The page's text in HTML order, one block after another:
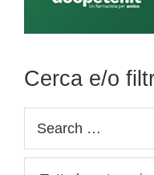
Cerca e/o